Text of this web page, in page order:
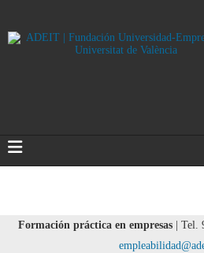
Formación práctica en empresas | Tel.